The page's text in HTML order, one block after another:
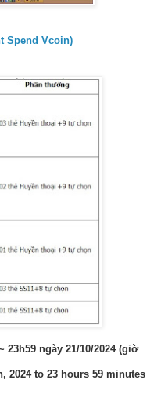
Spend Vcoin)
23h59 ngày 21/10/2024 (giờ
2024 to 23 hours 59 minutes